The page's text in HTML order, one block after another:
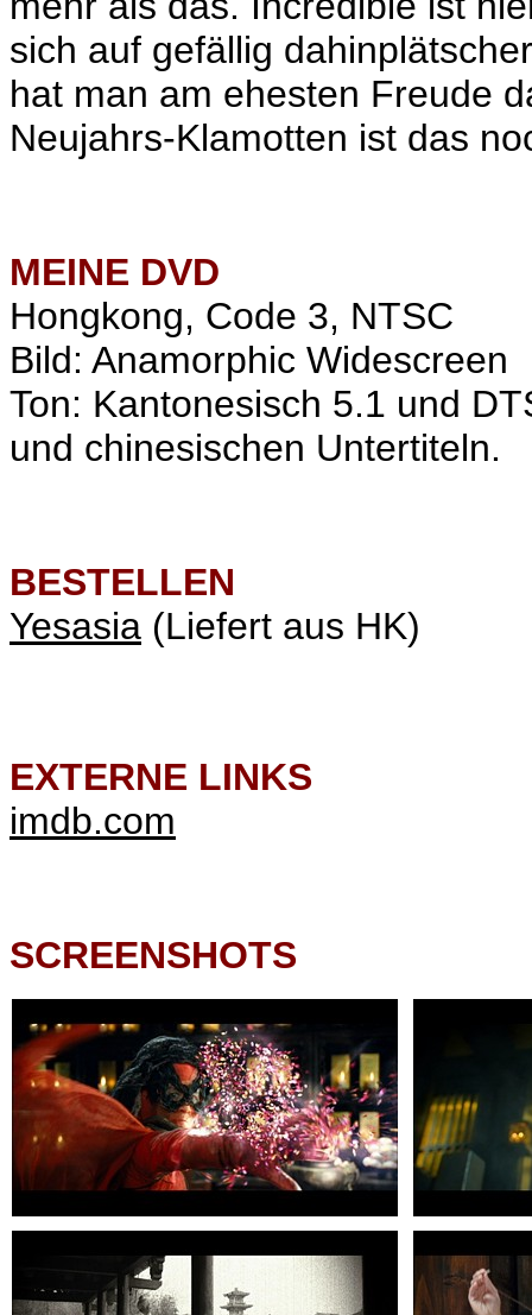
sich auf gefällig
hat man am ehesten Freude
Neujahrs-Klamotten ist das
MEINE DVD
Hongkong, Code 3, NTSC
Bild: Anamorphic Widescreen
Ton: Kantonesisch 5.1 und
und chinesischen Untertiteln.
BESTELLEN
Yesasia (Liefert aus HK)
EXTERNE LINKS
imdb.com
SCREENSHOTS